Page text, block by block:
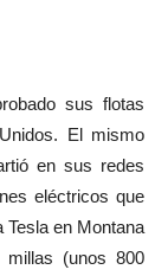
sus flotas
El mismo
en sus redes
eléctricos que
Tesla en Montana
(unos 800